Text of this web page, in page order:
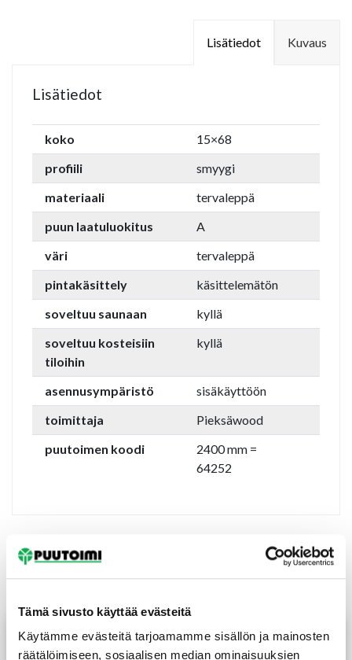
Tämä sivusto käyttää evästeitä
Käytämme evästeitä tarjoamamme sisällön ja mainosten
räätälöimiseen, sosiaalisen median ominaisuuksien
Kuvaus
Lisätiedot
Lisätiedot
koko
15×68
profiili
smyygi
materiaali
tervaleppä
puun laatuluokitus
A
väri
tervaleppä
pintakäsittely
käsittelemätön
soveltuu saunaan
kyllä
soveltuu kosteisiin
tiloihin
kyllä
asennusympäristö
sisäkäyttöön
toimittaja
Pieksäwood
puutoimen koodi
2400 mm =
64252
Tutustu myös